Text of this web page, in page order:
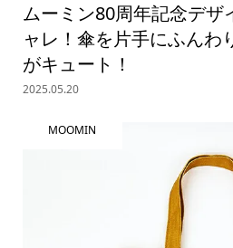
ムーミン80周年記念デザ
ャレ！傘を片手にふんわ
がキュート！
2025.05.20
MOOMIN